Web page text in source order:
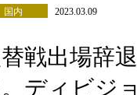
国内 2023.03.09
替戦出場辞
ディビジ